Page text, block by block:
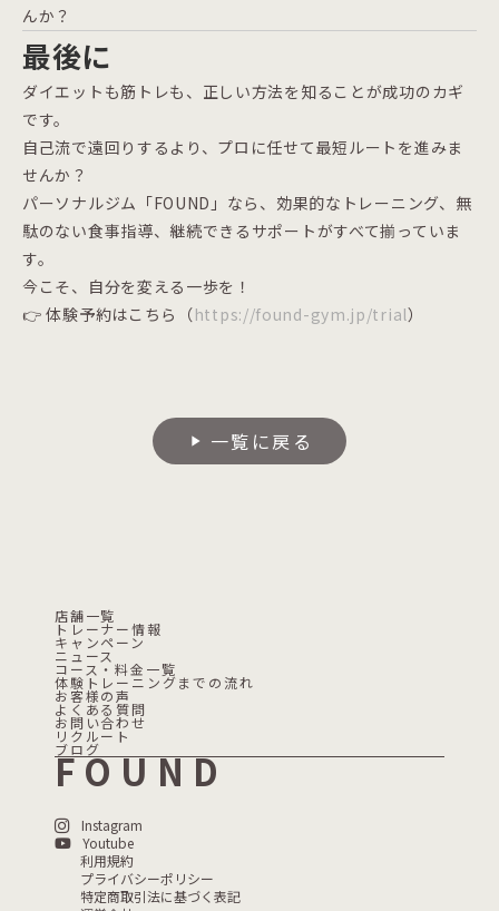
んか？
最後に
ダイエットも筋トレも、正しい方法を知ることが成功のカギ
です。
自己流で遠回りするより、プロに任せて最短ルートを進みま
せんか？
パーソナルジム「FOUND」なら、効果的なトレーニング、無
駄のない食事指導、継続できるサポートがすべて揃っていま
す。
今こそ、自分を変える一歩を！
👉 体験予約はこちら（https://found-gym.jp/trial）
play_arrow 一覧に戻る
FOUND
Instagram
Youtube
利用規約
プライバシーポリシー
特定商取引法に基づく表記
店舗一覧
トレーナー情報
キャンペーン
ニュース
コース・料金一覧
体験トレーニングまでの流れ
お客様の声
よくある質問
お問い合わせ
リクルート
ブログ